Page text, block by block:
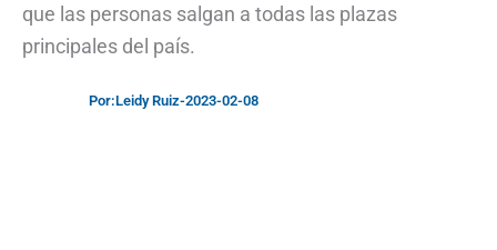
que las personas salgan a todas las plazas
principales del país.
Por:Leidy Ruiz-2023-02-08